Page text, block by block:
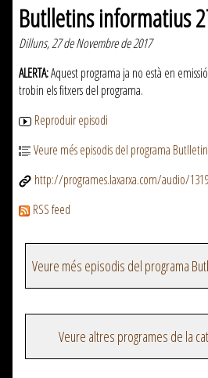
Butlletins informatius
Dilluns, 27 de Novembre de 2017
ALERTA:Aquest programa ja no està en
trobin els fitxers del programa.
Reproduir episodi
Veure més episodis del programa
http://programes.laxarxa.com/audio/
RSS feed
Veure altres programes de la